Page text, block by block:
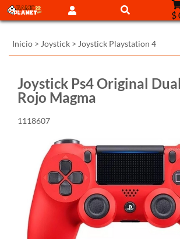
$
Inicio > Joystick > Joystick Playstation 4
Joystick Ps4 Original
Rojo Magma
1118607